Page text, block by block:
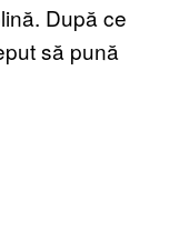
După ce
să pună